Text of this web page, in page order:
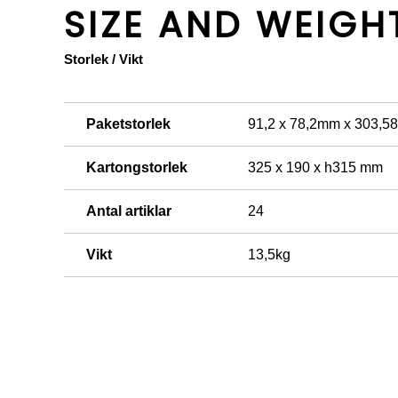
SIZE AND
Storlek / Vikt
Paketstorlek 91,2 x 78,2mm x
Kartongstorlek 325 x 190 x h315 mm
Antal artiklar 24
Vikt 13,5kg